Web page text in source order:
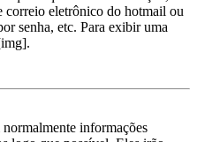
correio eletrônico do hotmail ou
senha, etc. Para exibir uma
informações